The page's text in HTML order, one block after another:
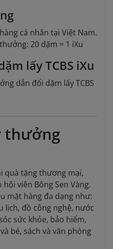
cá nhân tại Việt Nam.
20 dặm = 1 iXu
lấy TCBS iXu
dẫn đổi dặm lấy TCBS
thưởng
quà tặng thương mại,
viên Bông Sen Vàng.
mặt hàng đa dạng như:
lịch, đồ công nghệ, nước
sức khỏe, bảo hiểm,
bé, sách và văn phòng